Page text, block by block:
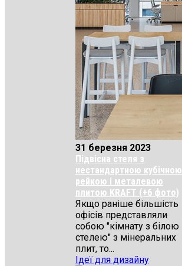
31 березня 2023
Підвісна стеля з
нестандартною кубічною
рейкою і металевою
плитою KRAFT (+6 фото)
Якщо раніше більшість
офісів представляли
собою "кімнату з білою
стелею" з мінеральних
плит, то...
Ідеї для дизайну